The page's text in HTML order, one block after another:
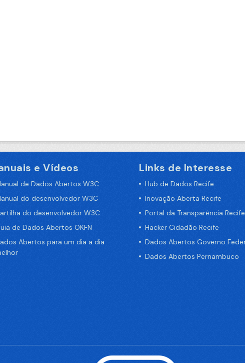
e Vídeos
de Dados Abertos W3C
do desenvolvedor W3C
do desenvolvedor W3C
de Dados Abertos OKFN
Abertos para um dia a dia
Links de Interesse
Hub de Dados Recife
Inovação Aberta Recife
Portal da Transparência Recife
Hacker Cidadão Recife
Dados Abertos Governo
Dados Abertos Pernambuco